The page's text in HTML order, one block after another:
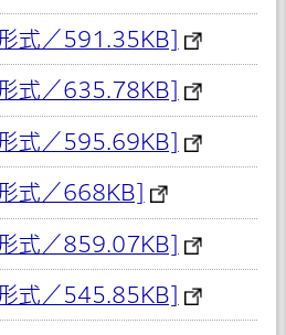
式／591.35KB]
式／635.78KB]
式／595.69KB]
式／668KB]
式／859.07KB]
式／545.85KB]